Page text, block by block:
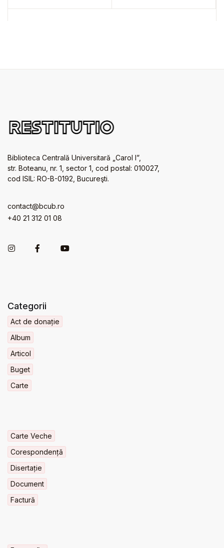
Biblioteca Centrală Universitară „Carol I”,
str. Boteanu, nr. 1, sector 1, cod postal: 010027,
cod ISIL: RO-B-0192, Bucureşti.
contact@bcub.ro
+40 21 312 01 08
Categorii
Act de donație
Album
Articol
Buget
Carte
Carte Veche
Corespondență
Disertație
Document
Factură